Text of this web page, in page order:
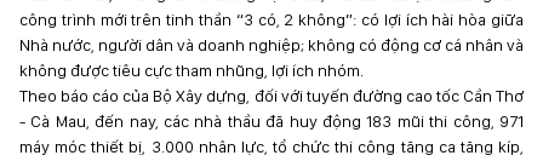
công trình mới trên tinh thần “3 có, 2 không”: có lợi ích hài hòa giữa
Nhà nước, người dân và doanh nghiệp; không có động cơ cá nhân và
không được tiêu cực tham nhũng, lợi ích nhóm.
Theo báo cáo của Bộ Xây dựng, đối với tuyến đường cao tốc Cần Thơ
- Cà Mau, đến nay, các nhà thầu đã huy động 183 mũi thi công, 971
máy móc thiết bị, 3.000 nhân lực, tổ chức thi công tăng ca tăng kíp,